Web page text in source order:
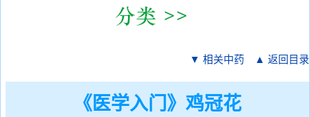
▼ 相关中药 ▲ 返回目录
《医学入门》鸡冠花